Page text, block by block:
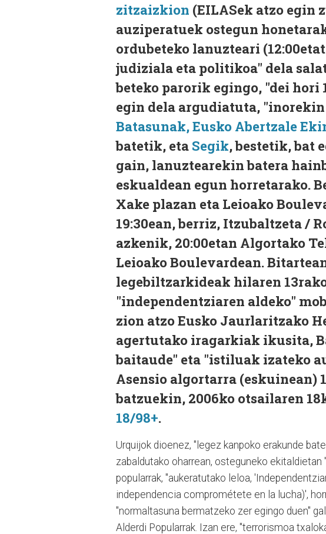
zitzaizkion (EILASek atzo egin
auziperatuek ostegun
ordubeteko lanuzteari
judiziala eta politikoa" dela
beteko parorik egingo, "dei
egin dela argudiatuta,
Batasunak, Eusko Abertzale
batetik, eta Segik, bestetik, bat
gain, lanuztearekin batera
eskualdean egun horretarako.
Xake plazan eta Leioako
19:30ean, berriz, Itzubaltzeta /
azkenik, 20:00etan Algortako
Leioako Boulevardean.
legebiltzarkideak hilaren
"independentziaren aldeko"
zion atzo Eusko Jaurlaritzako
agertutako iragarkiak ikusita,
baitaude" eta "istiluak izateko
Asensio algortarra (eskuinean)
batzuekin, 2006ko otsailaren
18/98+.
Urquijok dioenez, "legez kanpoko erakunde
zabaldutako oharrean, osteguneko
popularrak, "aukeratutako leloa,
independencia comprométete en la lucha)',
"normaltasuna bermatzeko zer egingo duen"
Alderdi Popularrak. Izan ere, "terrorismoa